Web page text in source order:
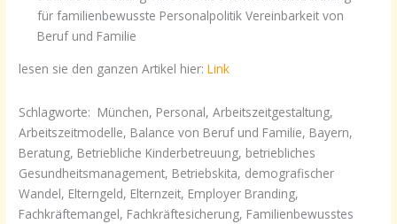
für familienbewusste Personalpolitik Vereinbarkeit von
Beruf und Familie
lesen sie den ganzen Artikel hier:Link
Schlagworte: München, Personal, Arbeitszeitgestaltung,
Arbeitszeitmodelle, Balance von Beruf und Familie, Bayern,
Beratung, Betriebliche Kinderbetreuung, betriebliches
Gesundheitsmanagement, Betriebskita, demografischer
Wandel, Elterngeld, Elternzeit, Employer Branding,
Fachkräftemangel, Fachkräftesicherung, Familienbewusstes